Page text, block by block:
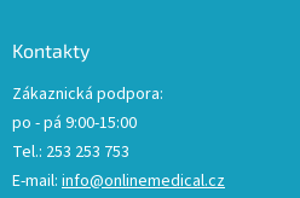
Kontakty
Zákaznická podpora:
po - pá 9:00-15:00
Tel.: 253 253 753
E-mail: info@onlinemedical.cz